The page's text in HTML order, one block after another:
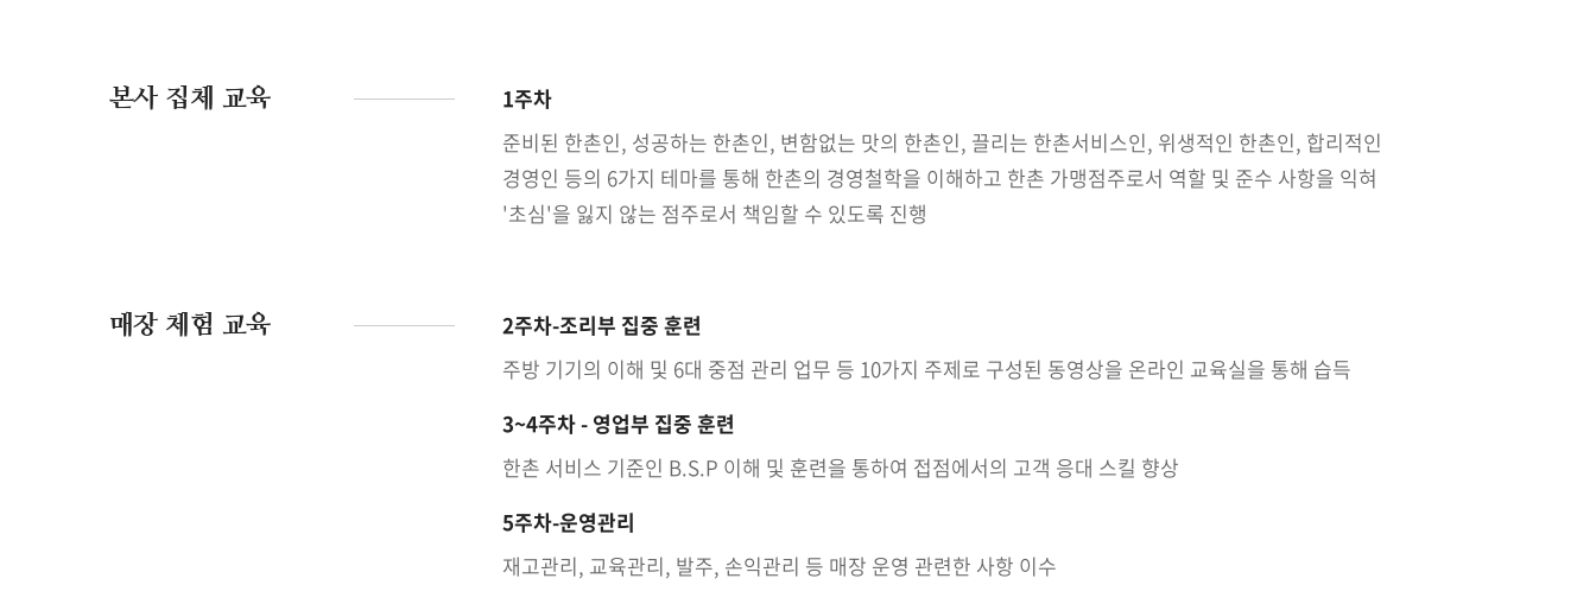
본사 집체 교육
1주차
준비된 한촌인, 성공하는 한촌인, 변함없는 맛의 한촌인, 끌리는 한촌서비스인, 위생적인 한촌인, 합리적인
경영인 등의 6가지 테마를 통해 한촌의 경영철학을 이해하고 한촌 가맹점주로서 역할 및 준수 사항을 익혀
'초심'을 잃지 않는 점주로서 책임할 수 있도록 진행
매장 체험 교육
2주차-조리부 집중 훈련
주방 기기의 이해 및 6대 중점 관리 업무 등 10가지 주제로 구성된 동영상을 온라인 교육실을 통해 습득
3~4주차 - 영업부 집중 훈련
한촌 서비스 기준인 B.S.P 이해 및 훈련을 통하여 접점에서의 고객 응대 스킬 향상
5주차-운영관리
재고관리, 교육관리, 발주, 손익관리 등 매장 운영 관련한 사항 이수